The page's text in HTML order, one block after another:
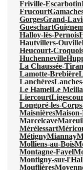
Friville-Escarbotin
Frucourt
GorgesGrand-
Gueschart
Halloy-lès-Pernois
Hautvillers-Ouville
Heucourt-
Huchenneville
La Chaussée-
Lamotte-Brebière
Lanchères
Le HamelLe
Liercourt
Longpré-les-
Maisnières
Marcelcave
Mérélessart
MétignyMiannay
Molliens-au-Bois
Montagne-Fayel
Montigny-sur-
Mouflières